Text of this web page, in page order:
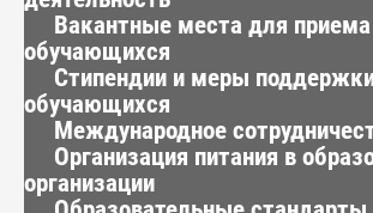
Вакантные места для
обучающихся
Стипендии и меры
обучающихся
Международное
Организация питания в
организации